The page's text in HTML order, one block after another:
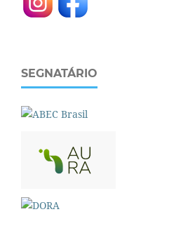
SEGNATÁRIO